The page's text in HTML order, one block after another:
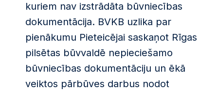
kuriem nav izstrādāta būvniecības
dokumentācija. BVKB uzlika par
pienākumu Pieteicējai saskaņot Rīgas
pilsētas būvvaldē nepieciešamo
būvniecības dokumentāciju un ēkā
veiktos pārbūves darbus nodot